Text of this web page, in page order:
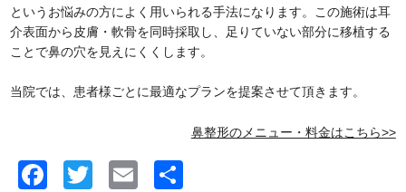
というお悩みの方によく用いられる手法になります。この施術は耳
介表面から皮膚・軟骨を同時採取し、足りていない部分に移植する
ことで鼻の穴を見えにくくします。
当院では、患者様ごとに最適なプランを提案させて頂きます。
鼻整形のメニュー・料金はこちら>>
Facebook
TwitterEmail